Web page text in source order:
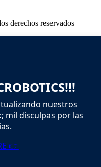
derechos reservados
nuestros
mil disculpas por las
👉